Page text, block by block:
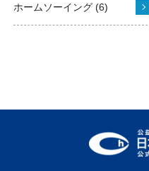
ホームソーイング (6)